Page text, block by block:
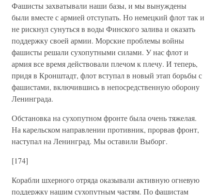
Фашисты захватывали наши базы, и мы вынуждены
были вместе с армией отступать. Но немецкий флот так и
не рискнул сунуться в воды Финского залива и оказать
поддержку своей армии. Морские проблемы войны
фашисты решали сухопутными силами. У нас флот и
армия все время действовали плечом к плечу. И теперь,
придя в Кронштадт, флот вступал в новый этап борьбы с
фашистами, включившись в непосредственную оборону
Ленинграда.
Обстановка на сухопутном фронте была очень тяжелая.
На карельском направлении противник, прорвав фронт,
наступал на Ленинград. Мы оставили Выборг.
[174]
Корабли шхерного отряда оказывали активную огневую
поддержку нашим сухопутным частям. По фашистам